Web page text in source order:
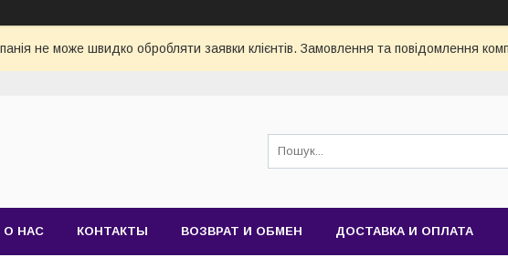
не може швидко обробляти заявки клієнтів. Замовлення та повідомлення
О НАС КОНТАКТЫ ВОЗВРАТ И ОБМЕН ДОСТАВКА И ОПЛАТА